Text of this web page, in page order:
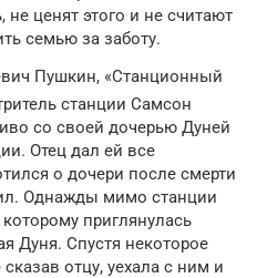
не ценят этого и не считают
семью за заботу.
Пушкин, «Станционный
станции Самсон
со своей дочерью Дуней
Отец дал ей все
о дочери после смерти
Однажды мимо станции
приглянулась
Дуня. Спустя некоторое
отцу, уехала с ним и